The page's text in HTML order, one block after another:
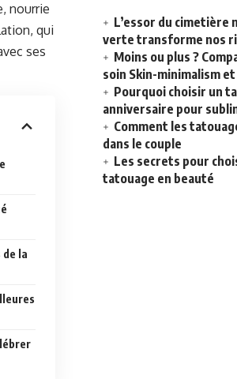
nourrie
qui
ses
de la
L’essor du cimetière
verte transforme nos
Moins ou plus ?
soin Skin-minimalism
Pourquoi choisir un
anniversaire pour
Comment les
dans le couple
Les secrets pour
tatouage en beauté